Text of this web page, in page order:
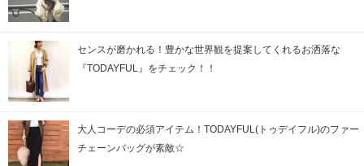
センスが磨かれる！豊かな世界観を提案してくれるお洒落な
『TODAYFUL』をチェック！！
大人コーデの必須アイテム！TODAYFUL(トゥデイフル)のファー
チェーンバッグが素敵☆